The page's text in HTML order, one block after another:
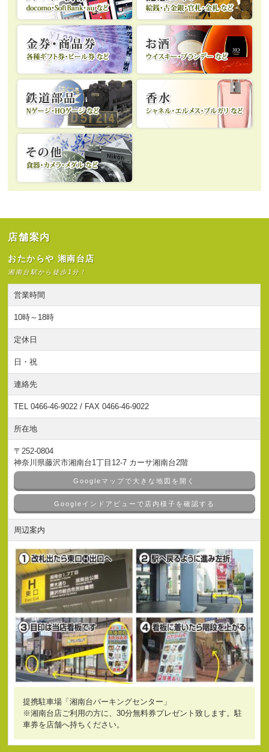
店舗案内
おたからや 湘南台店
湘南台駅から徒歩1分！
営業時間
10時～18時
定休日
日・祝
連絡先
TEL 0466-46-9022 / FAX 0466-46-9022
所在地
〒252-0804
神奈川県藤沢市湘南台1丁目12-7 カーサ湘南台2階
Googleマップで大きな地図を開く
Googleインドアビューで店内様子を確認する
周辺案内
提携駐車場「湘南台パーキングセンター」
※湘南台店ご利用の方に、30分無料券プレゼント致します。駐
車券を店舗へ持ちください。